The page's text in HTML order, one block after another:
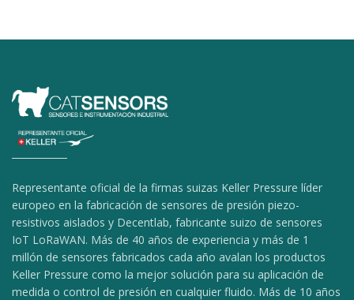
Representante oficial de la firmas suizas Keller Pressure líder
europeo en la fabricación de sensores de presión piezo-
resistivos aislados y Decentlab, fabricante suizo de sensores
IoT LoRaWAN. Más de 40 años de experiencia y más de 1
millón de sensores fabricados cada año avalan los productos
Keller Pressure como la mejor solución para su aplicación de
medida o control de presión en cualquier fluido. Más de 10 años